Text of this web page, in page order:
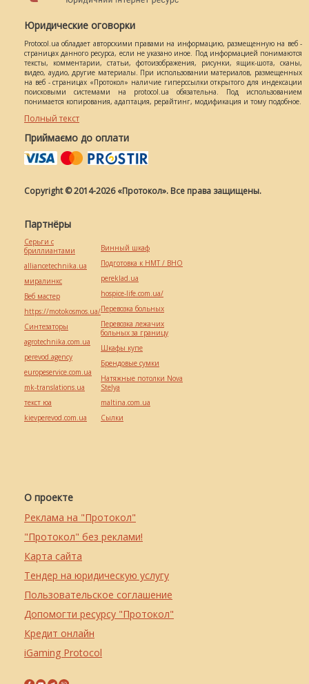
Юридические оговорки
Protocol.ua обладает авторскими правами на информацию, размещенную на веб -
страницах данного ресурса, если не указано иное. Под информацией понимаются
тексты, комментарии, статьи, фотоизображения, рисунки, ящик-шота, сканы,
видео, аудио, другие материалы. При использовании материалов, размещенных
на веб - страницах «Протокол» наличие гиперссылки открытого для индексации
поисковыми системами на protocol.ua обязательна. Под использованием
понимается копирования, адаптация, рерайтинг, модификация и тому подобное.
Полный текст
Приймаємо до оплати
Copyright © 2014-2026 «Протокол». Все права защищены.
О проекте
Реклама на "Протокол"
"Протокол" без реклами!
Карта сайта
Тендер на юридическую услугу
Пользовательское соглашение
Допомогти ресурсу "Протокол"
Кредит онлайн
iGaming Protocol
Партнёры
Серьги с
бриллиантами
alliancetechnika.ua
миралинкс
Веб мастер
https://motokosmos.ua/
Синтезаторы
agrotechnika.com.ua
perevod.agency
europeservice.com.ua
mk-translations.ua
текст юа
kievperevod.com.ua
Винный шкаф
Подготовка к НМТ / ВНО
pereklad.ua
hospice-life.com.ua/
Перевозка больных
Перевозка лежачих
больных за границу
Шкафы купе
Брендовые сумки
Натяжные потолки Nova
Stelya
maltina.com.ua
Cылки